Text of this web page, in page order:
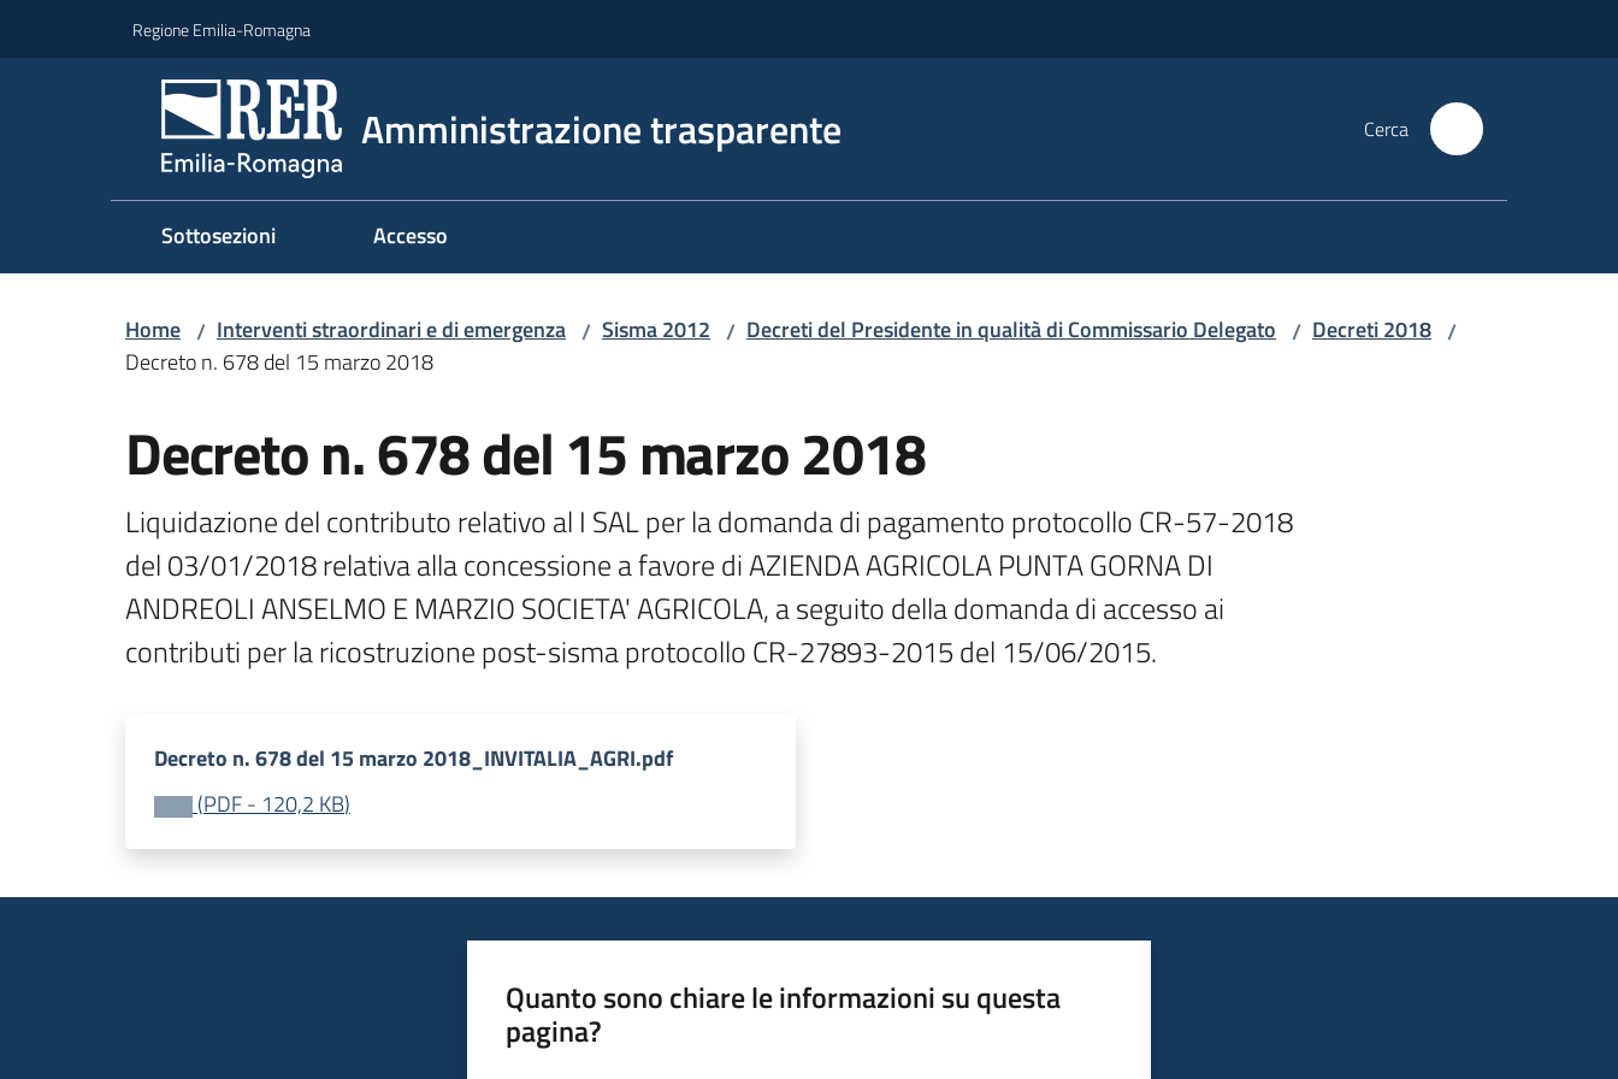
Regione Emilia-Romagna
Amministrazione trasparente Cerca
Sottosezioni Accesso
Home / Interventi straordinari e di emergenza / Sisma 2012 / Decreti del Presidente in qualità di Commissario Delegato / Decreti 2018 /
Decreto n. 678 del 15 marzo 2018
Decreto n. 678 del 15 marzo 2018
Liquidazione del contributo relativo al I SAL per la domanda di pagamento protocollo CR-57-2018
del 03/01/2018 relativa alla concessione a favore di AZIENDA AGRICOLA PUNTA GORNA DI
ANDREOLI ANSELMO E MARZIO SOCIETA' AGRICOLA, a seguito della domanda di accesso ai
contributi per la ricostruzione post-sisma protocollo CR-27893-2015 del 15/06/2015.
Decreto n. 678 del 15 marzo 2018_INVITALIA_AGRI.pdf
(PDF- 120,2 KB)
Quanto sono chiare le informazioni su questa
pagina?